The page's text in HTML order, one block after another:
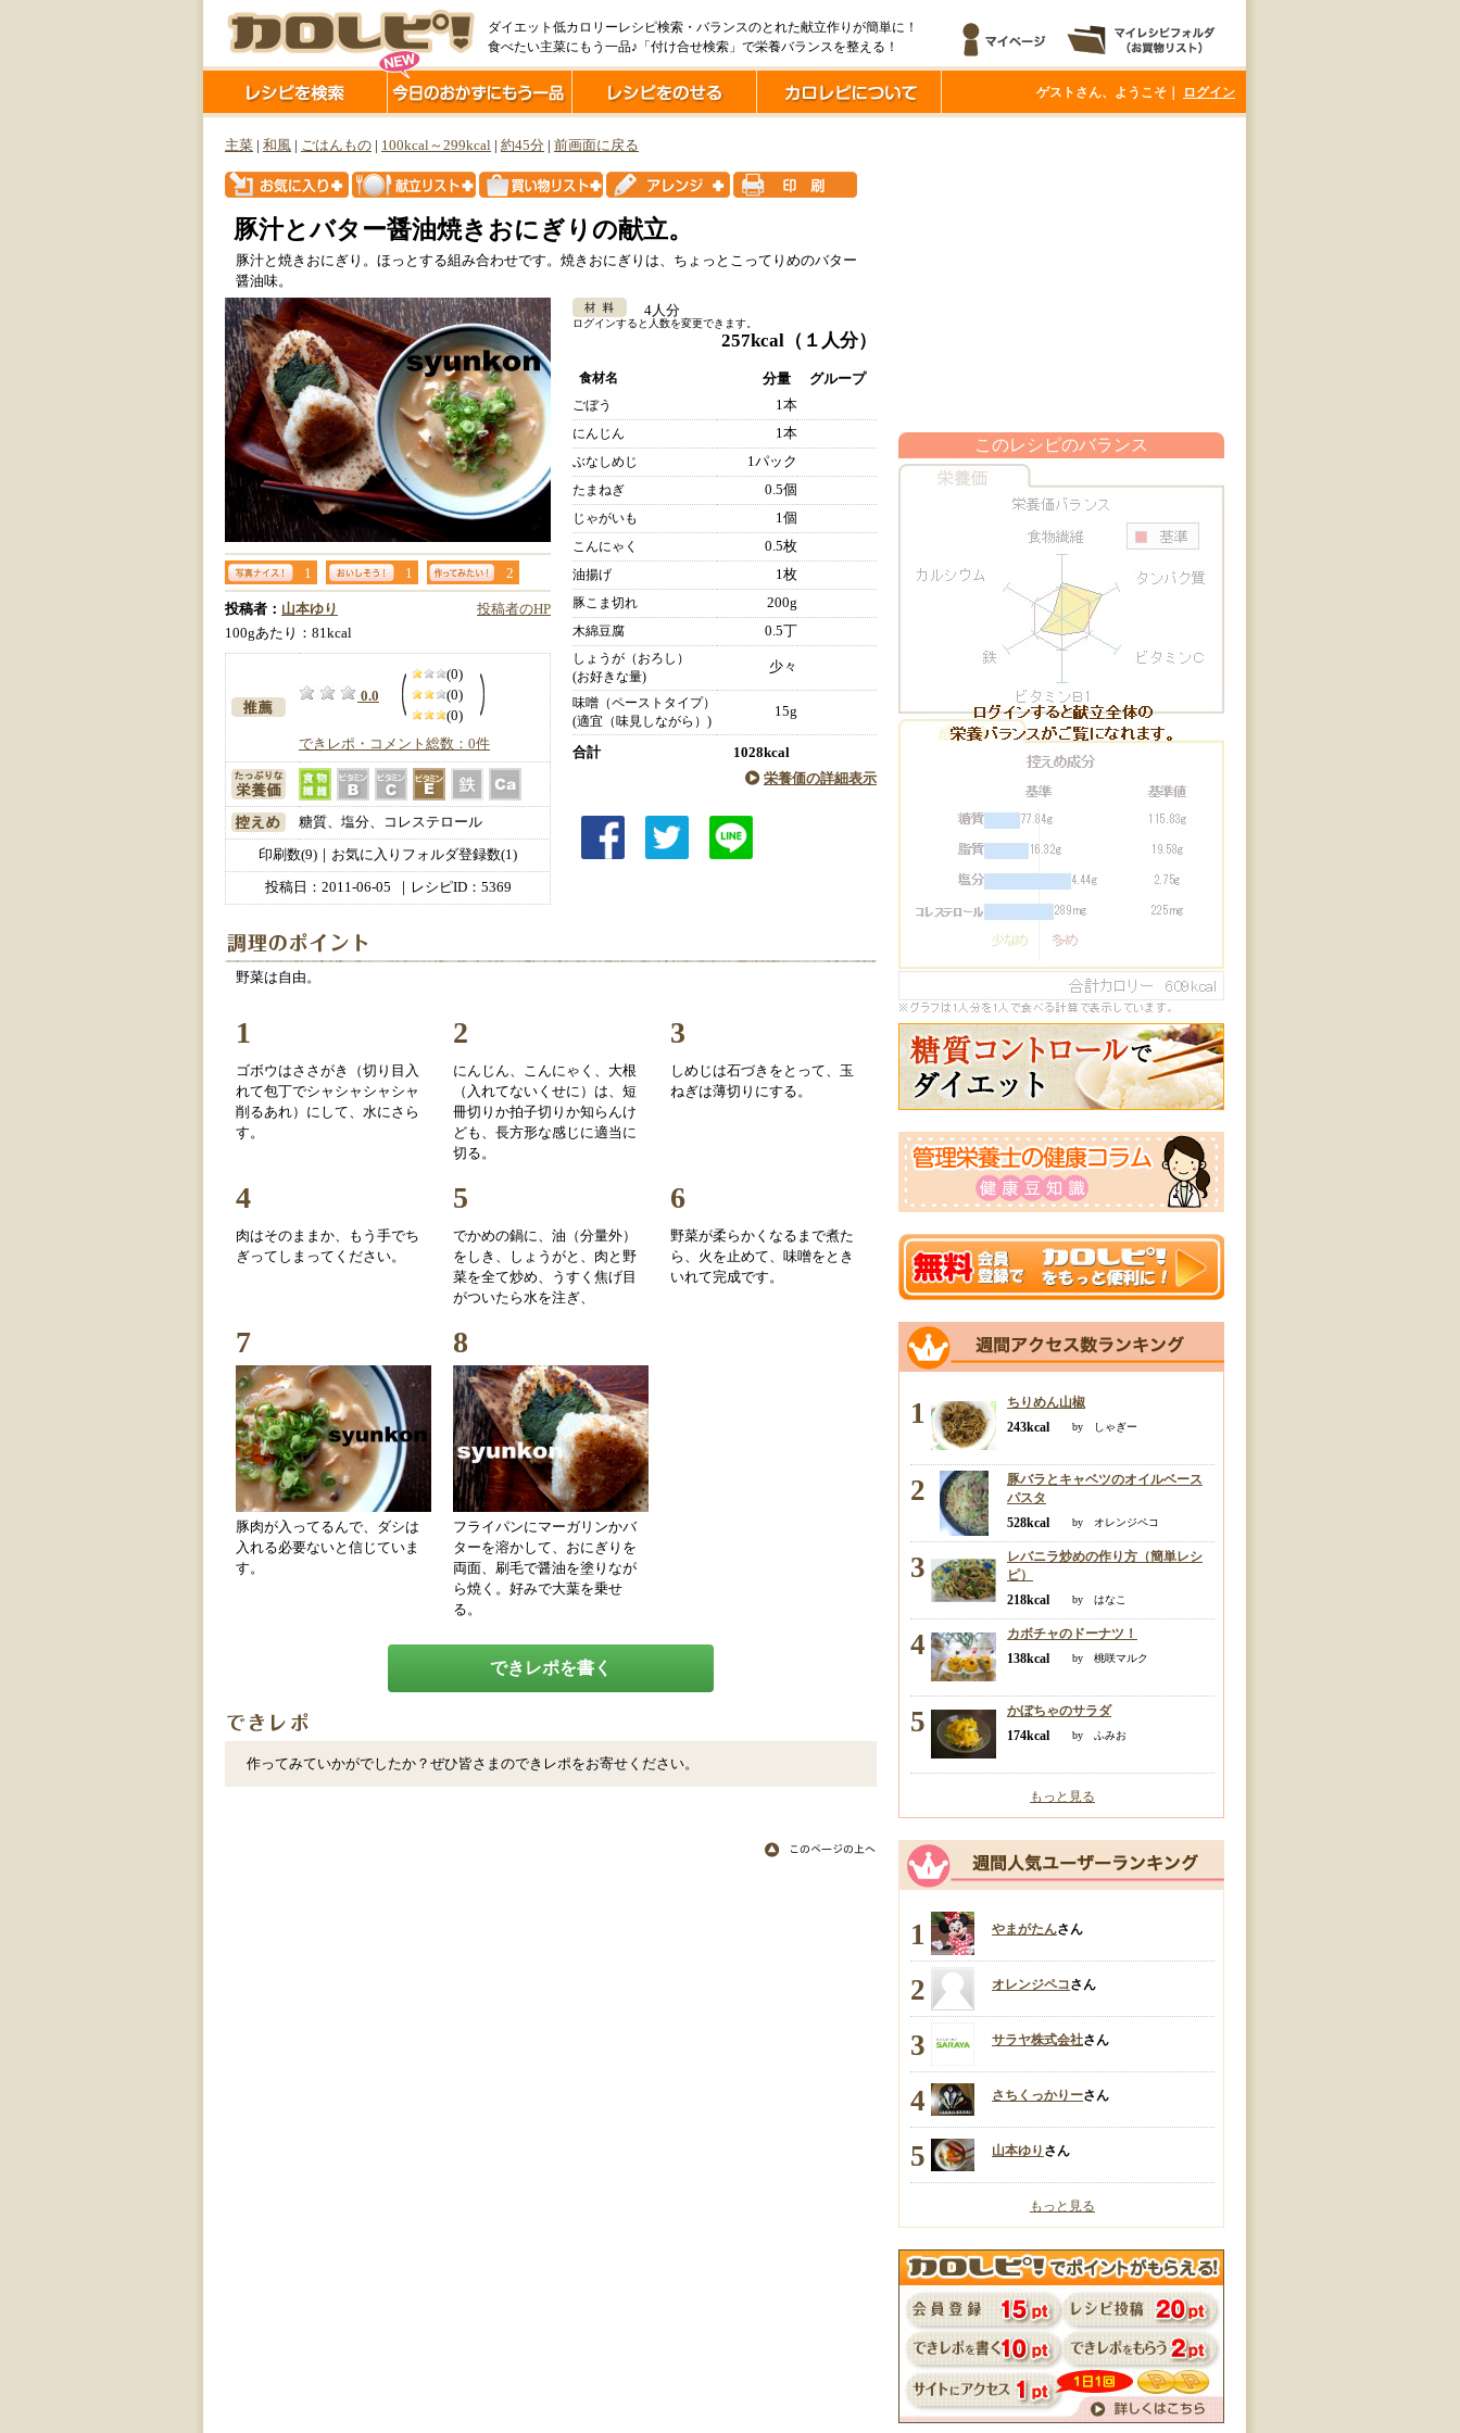
ダイエット低カロリーレシピ検索・バランスのとれた献立作りが簡単に！
食べたい主菜にもう一品♪「付け合せ検索」で栄養バランスを整える！
ゲストさん、ようこそ｜ ログイン
主菜 和風 ごはんもの 100kcal～299kcal 約45分 前画面に戻る
豚汁とバター醤油焼きおにぎりの献立。
豚汁と焼きおにぎり。ほっとする組み合わせです。焼きおにぎりは、ちょっとこってりめのバター
醤油味。
1 1 2
投稿者のHP
投稿者： 山本ゆり
100gあたり：81kcal
0.0
(0)
(0)
(0)
できレポ・コメント総数：0件
糖質、塩分、コレステロール
印刷数(9)｜お気に入りフォルダ登録数(1)
投稿日： 2011-06-05 ｜レシピID：5369
4人分
ログインすると人数を変更できます。
257kcal （１人分）
食材名 分量 グループ
ごぼう 1本
にんじん 1本
ぶなしめじ 1パック
たまねぎ 0.5個
じゃがいも 1個
こんにゃく 0.5枚
油揚げ 1枚
豚こま切れ 200g
木綿豆腐 0.5丁
しょうが（おろし）
(お好きな量)
少々
味噌（ペーストタイプ）
(適宜（味見しながら）)
15g
合計
1028kcal
栄養価の詳細表示
野菜は自由。
1
ゴボウはささがき（切り目入
れて包丁でシャシャシャシャ
削るあれ）にして、水にさら
す。
2
にんじん、こんにゃく、大根
（入れてないくせに）は、短
冊切りか拍子切りか知らんけ
ども、長方形な感じに適当に
切る。
3
しめじは石づきをとって、玉
ねぎは薄切りにする。
4
肉はそのままか、もう手でち
ぎってしまってください。
5
でかめの鍋に、油（分量外）
をしき、しょうがと、肉と野
菜を全て炒め、うすく焦げ目
がついたら水を注ぎ、
6
野菜が柔らかくなるまで煮た
ら、火を止めて、味噌をとき
いれて完成です。
7
豚肉が入ってるんで、ダシは
入れる必要ないと信じていま
す。
8
フライパンにマーガリンかバ
ターを溶かして、おにぎりを
両面、刷毛で醤油を塗りなが
ら焼く。好みで大葉を乗せ
る。
できレポを書く
作ってみていかがでしたか？ぜひ皆さまのできレポをお寄せください。
このレシピのバランス
1
ちりめん山椒
243kcal
by しゃぎー
2
豚バラとキャベツのオイルベース
パスタ
528kcal
by オレンジペコ
3
レバニラ炒めの作り方（簡単レシ
ピ）
218kcal
by はなこ
4
カボチャのドーナツ！
138kcal
by 桃咲マルク
5
かぼちゃのサラダ
174kcal
by ふみお
もっと見る
1 やまがたんさん
2 オレンジペコさん
3 サラヤ株式会社さん
4 さちくっかりーさん
5 山本ゆり さん
もっと見る